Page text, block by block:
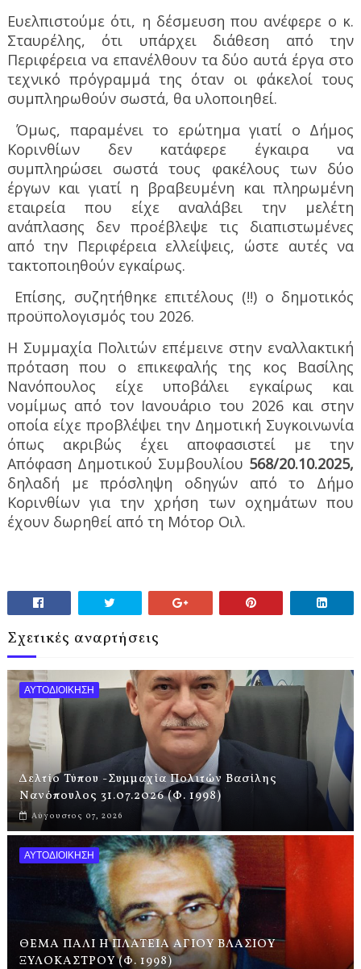
Ευελπιστούμε ότι, η δέσμευση που ανέφερε ο κ.
Σταυρέλης, ότι υπάρχει διάθεση από την
Περιφέρεια να επανέλθουν τα δύο αυτά έργα στο
τεχνικό πρόγραμμά της όταν οι φάκελοί τους
συμπληρωθούν σωστά, θα υλοποιηθεί.
Όμως, παραμένει το ερώτημα γιατί ο Δήμος
Κορινθίων δεν κατάφερε έγκαιρα να
συμπληρώσει σωστά τους φακέλους των δύο
έργων και γιατί η βραβευμένη και πληρωμένη
εταιρεία που είχε αναλάβει την μελέτη
ανάπλασης δεν προέβλεψε τις διαπιστωμένες
από την Περιφέρεια ελλείψεις, ώστε αυτές να
τακτοποιηθούν εγκαίρως.
Επίσης, συζητήθηκε επιτέλους (!!) ο δημοτικός
προϋπολογισμός του 2026.
Η Συμμαχία Πολιτών επέμεινε στην εναλλακτική
πρόταση που ο επικεφαλής της κος Βασίλης
Νανόπουλος είχε υποβάλει εγκαίρως και
νομίμως από τον Ιανουάριο του 2026 και στην
οποία είχε προβλέψει την Δημοτική Συγκοινωνία
όπως ακριβώς έχει αποφασιστεί με την
Απόφαση Δημοτικού Συμβουλίου 568/20.10.2025,
δηλαδή με πρόσληψη οδηγών από το Δήμο
Κορινθίων για την χρήση των οχημάτων που
έχουν δωρηθεί από τη Μότορ Οιλ.
Σχετικές αναρτήσεις
ΑΥΤΟΔΙΟΙΚΗΣΗ
Δελτίο Τύπου -Συμμαχία Πολιτών Βασίλης
Νανόπουλος 31.07.2026 (Φ. 1998)
Αύγουστος 07, 2026
ΑΥΤΟΔΙΟΙΚΗΣΗ
ΘΕΜΑ ΠΑΛΙ Η ΠΛΑΤΕΙΑ ΑΓΙΟΥ ΒΛΑΣΙΟΥ
ΞΥΛΟΚΑΣΤΡΟΥ (Φ. 1998)